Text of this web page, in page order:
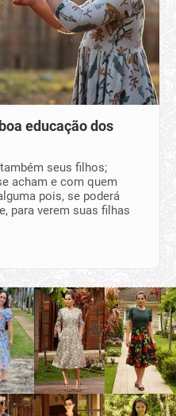
educação dos
seus filhos;
acham e com quem
pois, se poderá
para verem suas filhas